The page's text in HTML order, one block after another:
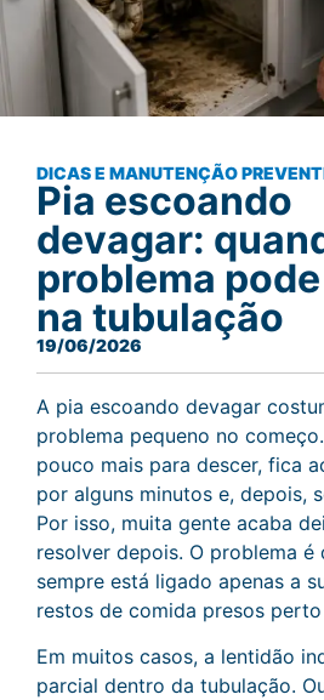
DICAS E MANUTENÇÃO
Pia escoando
devagar:
problema
na tubulação
19/06/2026
A pia escoando devagar
problema pequeno no
pouco mais para descer, fica
por alguns minutos e, depois,
Por isso, muita gente acaba
resolver depois. O problema é
sempre está ligado apenas a
restos de comida presos
Em muitos casos, a lentidão
parcial dentro da tubulação.